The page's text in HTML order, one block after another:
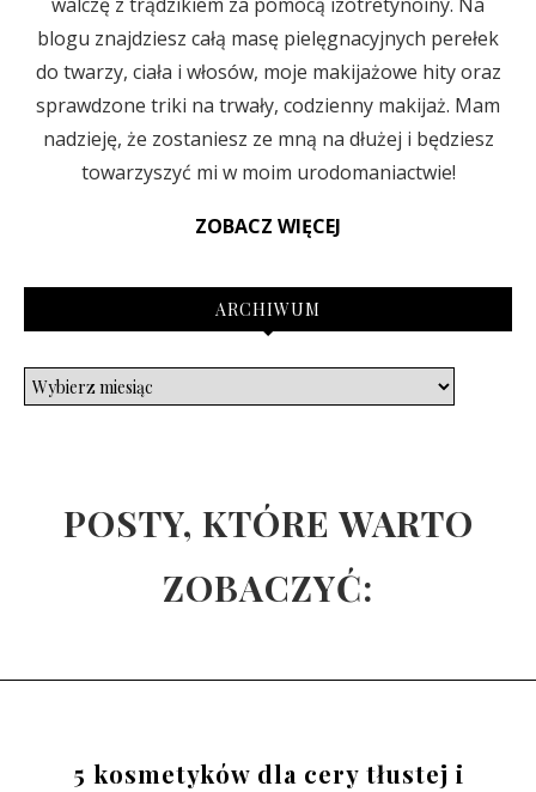
blogu znajdziesz całą masę pielęgnacyjnych perełek
do twarzy, ciała i włosów, moje makijażowe hity oraz
sprawdzone triki na trwały, codzienny makijaż. Mam
nadzieję, że zostaniesz ze mną na dłużej i będziesz
towarzyszyć mi w moim urodomaniactwie!
ZOBACZ WIĘCEJ
ARCHIWUM
POSTY, KTÓRE WARTO
ZOBACZYĆ:
5 kosmetyków dla cery tłustej i